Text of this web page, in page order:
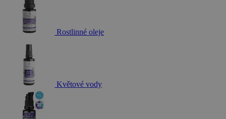
Rostlinné oleje
Květové vody